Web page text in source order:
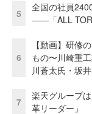
5
全国の社員
――「ALL
6
【動画】研修
もの〜川崎重
川蒼太氏・坂井
7
楽天グループ
革リーダー」